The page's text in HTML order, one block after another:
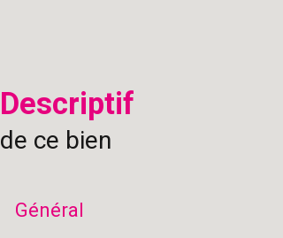
descriptif
de ce bien
Général